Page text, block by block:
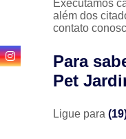
Executamos
além dos
contato
Para
Pet
Ligue para